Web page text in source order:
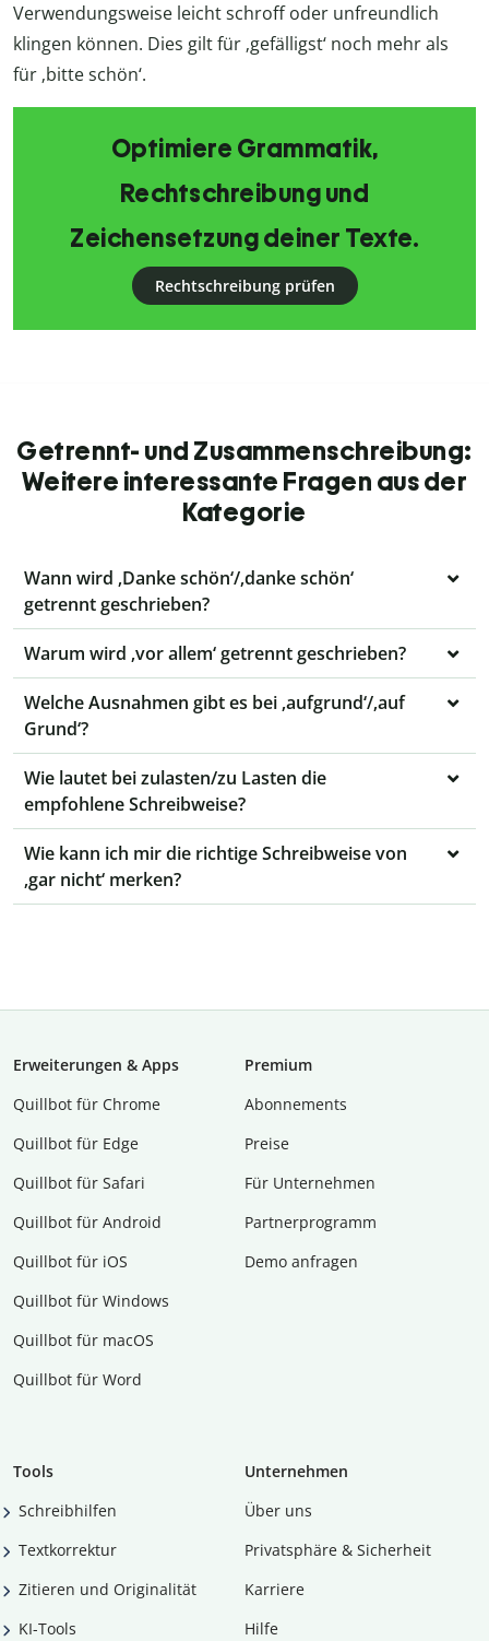
Verwendungsweise leicht schroff oder unfreundlich
klingen können. Dies gilt für ‚gefälligst‘ noch mehr als
für ‚bitte schön‘.
Optimiere Grammatik,
Rechtschreibung und
Zeichensetzung deiner Texte.
Rechtschreibung prüfen
Getrennt- und Zusammenschreibung:
Weitere interessante Fragen aus der
Kategorie
Wann wird ‚Danke schön‘/‚danke schön‘
getrennt geschrieben?
Warum wird ‚vor allem‘ getrennt geschrieben?
Welche Ausnahmen gibt es bei ‚aufgrund‘/‚auf
Grund‘?
Wie lautet bei zulasten/zu Lasten die
empfohlene Schreibweise?
Wie kann ich mir die richtige Schreibweise von
‚gar nicht‘ merken?
Erweiterungen & Apps
Quillbot für Chrome
Quillbot für Edge
Quillbot für Safari
Quillbot für Android
Quillbot für iOS
Quillbot für Windows
Quillbot für macOS
Quillbot für Word
Premium
Abon­ne­ments
Preise
Für Unternehmen
Partnerprogramm
Demo anfragen
Tools
Schreibhilfen
Textkorrektur
Zitieren und Originalität
KI-Tools
Unternehmen
Über uns
Privatsphäre & Sicherheit
Karriere
Hilfe